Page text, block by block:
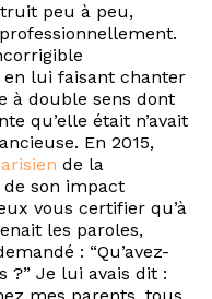
peu à peu,
en lui faisant chanter
à double sens dont
qu’elle était n’avait
En 2015,
de la
de son impact
vous certifier qu’à
les paroles,
: “Qu’avez-
?” Je lui avais dit :